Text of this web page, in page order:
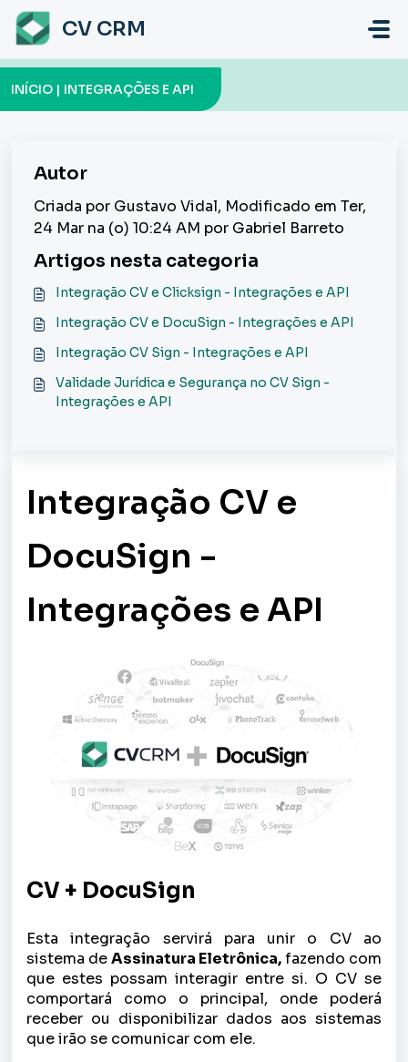
Ir para o conteúdo principal
CV CRM
INÍCIO | INTEGRAÇÕES E API
Autor
Criada por Gustavo Vidal, Modificado em Ter,
24 Mar na (o) 10:24 AM por Gabriel Barreto
Artigos nesta categoria
Integração CV e Clicksign - Integrações e API
Integração CV e DocuSign - Integrações e API
Integração CV Sign - Integrações e API
Validade Jurídica e Segurança no CV Sign -
Integrações e API
Integração CV e
DocuSign -
Integrações e API
CV + DocuSign
Esta integração servirá para unir o CV ao
sistema deAssinatura Eletrônica,fazendo com
que estes possam interagir entre si. O CV se
comportará como o principal, onde poderá
receber ou disponibilizar dados aos sistemas
que irão se comunicar com ele.